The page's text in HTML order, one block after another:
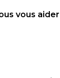
vous aider